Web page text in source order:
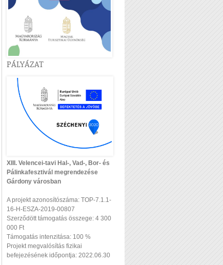
PÁLYÁZAT
XIII. Velencei-tavi Hal-, Vad-, Bor- és
Pálinkafesztivál megrendezése
Gárdony városban
A projekt azonosítószáma: TOP-7.1.1-
16-H-ESZA-2019-00807
Szerződött támogatás összege: 4 300
000 Ft
Támogatás intenzitása: 100 %
Projekt megvalósítás fizikai
befejezésének időpontja: 2022.06.30